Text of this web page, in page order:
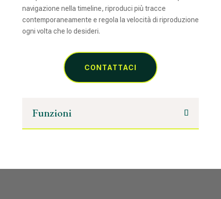
navigazione nella timeline, riproduci più tracce
contemporaneamente e regola la velocità di riproduzione
ogni volta che lo desideri.
CONTATTACI
Funzioni